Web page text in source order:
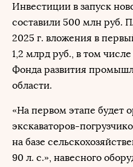
Инвестиции в запуск
составили 500 млн руб.
2025 г. вложения в
1,2 млрд руб., в том
Фонда развития
области.
«На первом этапе будет
экскаваторов-
на базе
90 л. с.», навесного